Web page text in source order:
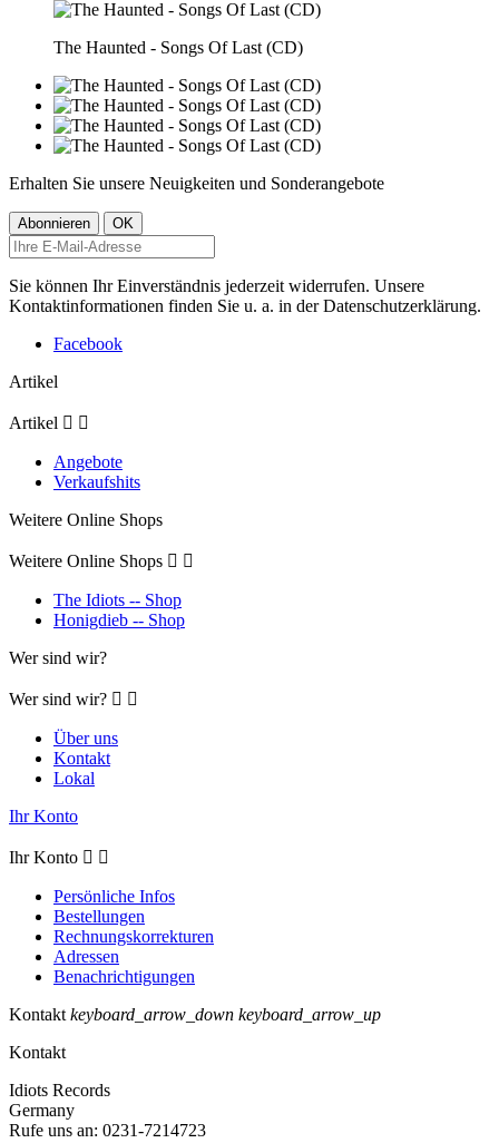
The Haunted - Songs Of Last (CD)
Erhalten Sie unsere Neuigkeiten und Sonderangebote
Sie können Ihr Einverständnis jederzeit widerrufen. Unsere
Kontaktinformationen finden Sie u. a. in der Datenschutzerklärung.
Facebook
Artikel
Artikel  
Angebote
Verkaufshits
Weitere Online Shops
Weitere Online Shops  
The Idiots -- Shop
Honigdieb -- Shop
Wer sind wir?
Wer sind wir?  
Über uns
Kontakt
Lokal
Ihr Konto
Ihr Konto  
Persönliche Infos
Bestellungen
Rechnungskorrekturen
Adressen
Benachrichtigungen
Kontakt keyboard_arrow_down keyboard_arrow_up
Kontakt
Idiots Records
Germany
Rufe uns an: 0231-7214723